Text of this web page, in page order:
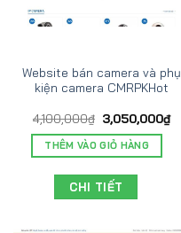
Website bán camera và phụ
kiện camera CMRPKHot
4,100,000₫ 3,050,000₫
THÊM VÀO GIỎ HÀNG
CHI TIẾT